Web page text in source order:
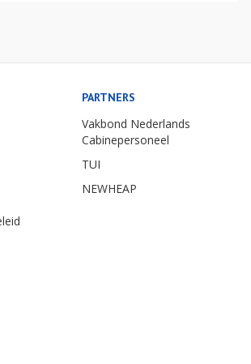
PARTNERS
Vakbond Nederlands
Cabinepersoneel
TUI
NEWHEAP